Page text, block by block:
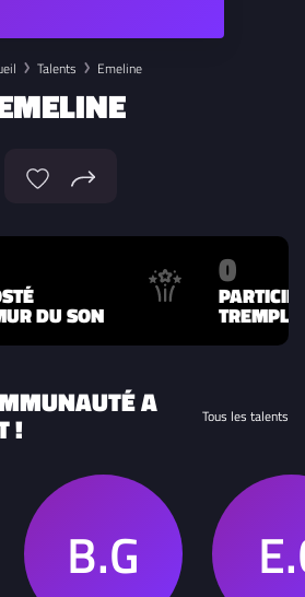
Talents Emeline
DU SON
0
A
! Tous les talents